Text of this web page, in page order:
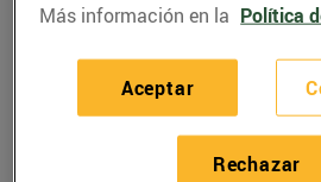
Horarios Bonpreu
09/08/2026
Lunes
Más información en la Política
Rechazar
Aceptar